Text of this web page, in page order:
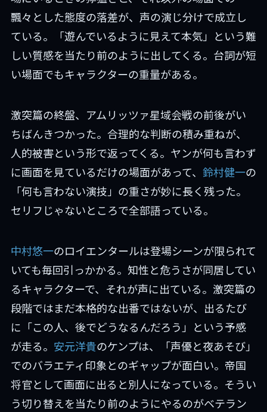
飄々とした態度の落差が、声の演じ分けで成立し
ている。「遊んでいるように見えて本気」という難
しい質感を当たり前のように出してくる。台詞が短
い場面でもキャラクターの重量がある。
激突篇の終盤、アムリッツァ星域会戦の前後がい
ちばんきつかった。合理的な判断の積み重ねが、
人的被害という形で返ってくる。ヤンが何も言わず
に画面を見ているだけの場面があって、 鈴村健一の
「何も言わない演技」の重さが妙に長く残った。
セリフじゃないところで全部語っている。
中村悠一のロイエンタールは登場シーンが限られて
いても毎回引っかかる。知性と危うさが同居してい
るキャラクターで、それが声に出ている。激突篇の
段階ではまだ本格的な出番ではないが、出るたび
に「この人、後でどうなるんだろう」という予感
が走る。 安元洋貴のケンプは、「声優と夜あそび」
でのバラエティ印象とのギャップが面白い。帝国
将官として画面に出ると別人になっている。そうい
う切り替えを当たり前のようにやるのがベテラン